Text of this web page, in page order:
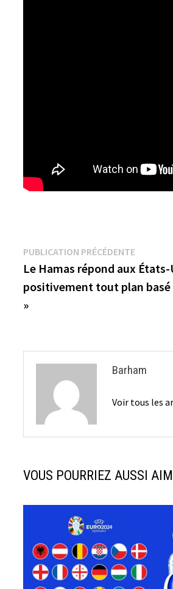
Navigation
de
l’article
PUBLICATION PRÉCÉDENTE
Le Hamas répond aux
positivement tout plan
»
Barham
Voir tous les
VOUS POURRIEZ AUSSI